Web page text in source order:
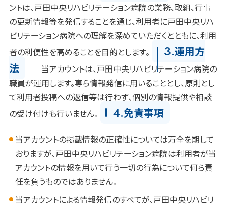
ントは、戸田中央リハビリテーション病院の業務、取組、行事
の更新情報等を発信することを通じ、利用者に戸田中央リハ
ビリテーション病院への理解を深めていただくとともに、利用
者の利便性を高めることを目的とします。
3.運用方
法
当アカウントは、戸田中央リハビリテーション病院の
職員が運用します。専ら情報発信に用いることとし、原則とし
て利用者投稿への返信等は行わず、個別の情報提供や相談
の受け付けも行いません。
4.免責事項
当アカウントの掲載情報の正確性については万全を期して
おりますが、戸田中央リハビリテーション病院は利用者が当
アカウントの情報を用いて行う一切の行為について何ら責
任を負うものではありません。
当アカウントによる情報発信のすべてが、戸田中央リハビリ